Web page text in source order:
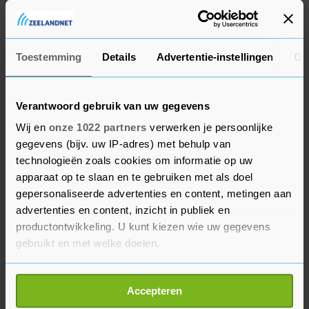
Toestemming Details Advertentie-instellingen
Verantwoord gebruik van uw gegevens
Wij en onze 1022 partners verwerken je persoonlijke
gegevens (bijv. uw IP-adres) met behulp van
technologieën zoals cookies om informatie op uw
apparaat op te slaan en te gebruiken met als doel
gepersonaliseerde advertenties en content, metingen aan
advertenties en content, inzicht in publiek en
productontwikkeling. U kunt kiezen wie uw gegevens
gebruikt en met welke doelen.
Als u het toestaat, willen we ook graag:
Informatie verzamelen over uw geografische
Accepteren
destijds in die oefenwedstrijd in Oostenrijk wel
goed was gehandeld. "De familie Nouri denkt niet
in termen van winnen of verliezen of financieel
gewin. Geen enkel bedrag kan het gemis aan de
'oude' Abdelhak en zijn geknakte voetbalcarrière
compenseren. De wilde verhalen over de
vermeende (financiële) eisen van de familie Nouri
leiden tot ongenuanceerde reacties en
ongefundeerde speculaties. Deze raken de familie
diep en doen afbreuk aan Abdelhak en alles waar
hij voor stond."
Het contract van Nouri liep afgelopen zomer af.
Ajax heeft die verbintenis gerespecteerd. Volgens
velen was Nouri minstens zo talentvol als zijn